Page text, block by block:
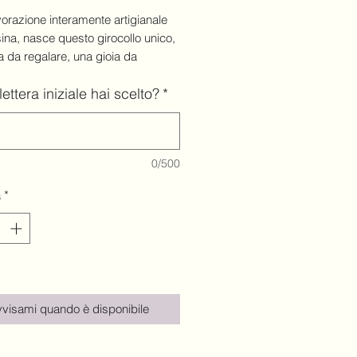
interamente artigianale
nasce questo girocollo unico,
da regalare, una gioia da
cm, con catena in acciaio color
trasparenza, un cerchio di luce
da scaglie in madreperla e
della letterina iniziale!
durevole, anallergica e versatile!
iniziale hai scelto? *
0/500
*
quando è disponibile